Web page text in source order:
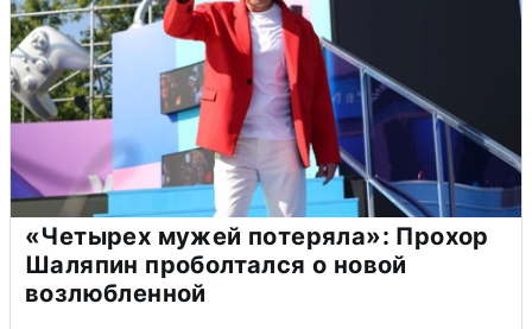
«Четырех мужей потеряла»: Прохор
Шаляпин проболтался о новой
возлюбленной